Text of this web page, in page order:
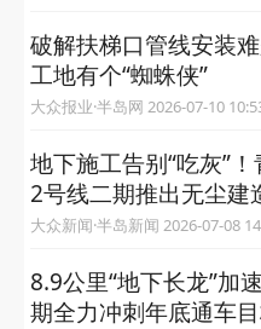
破解扶梯口管线安装
工地有个“蜘蛛侠”
大众报业·半岛网 2026-07-10
地下施工告别“吃灰”
2号线二期推出无尘建
大众新闻·半岛新闻 2026-07-
8.9公里“地下长龙”加
期全力冲刺年底通车